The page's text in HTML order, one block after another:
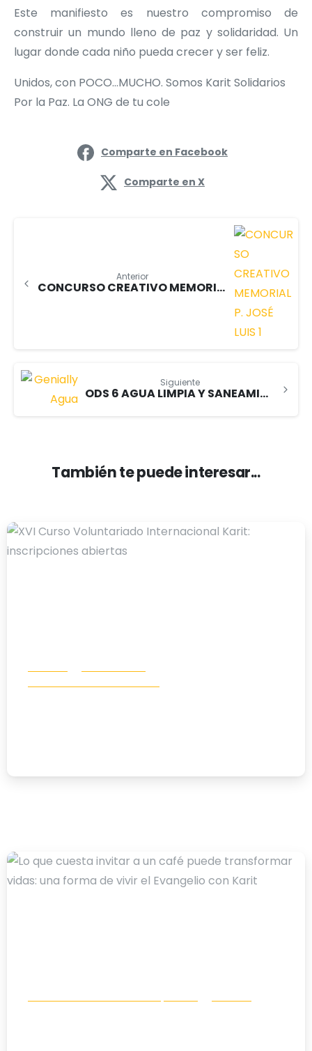
Este manifiesto es nuestro compromiso de
construir un mundo lleno de paz y solidaridad. Un
lugar donde cada niño pueda crecer y ser feliz.
Unidos, con POCO…MUCHO. Somos Karit Solidarios
Por la Paz. La ONG de tu cole
Comparte en Facebook
Comparte en X
Anterior
CONCURSO CREATIVO MEMORIAL P. JOSÉ LUIS
Siguiente
ODS 6 AGUA LIMPIA Y SANEAMIENTO
También te puede interesar...